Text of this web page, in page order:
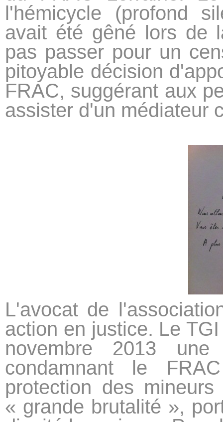
l'hémicycle (profond
avait été gêné lors de
pas passer pour un
pitoyable décision
FRAC, suggérant aux
assister d'un médiateur
L'avocat de
action en justice. Le
novembre 2013 une
condamnant le
protection des
« grande brutalité »,